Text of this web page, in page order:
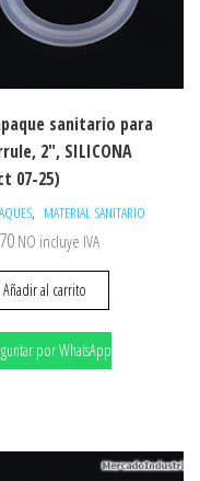
sanitario para
2″, SILICONA
07-25)
, MATERIAL SANITARIO
NO incluye IVA
Añadir al carrito
por WhatsApp